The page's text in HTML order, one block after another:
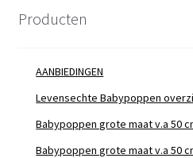
Producten
AANBIEDINGEN
Levensechte Babypoppen
Babypoppen grote maat v.a 50
Babypoppen grote maat v.a 50